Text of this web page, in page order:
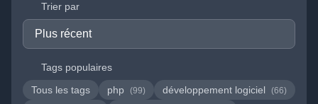
Trier par
Tags populaires
Tous les tags
php (99) développement logiciel (66)